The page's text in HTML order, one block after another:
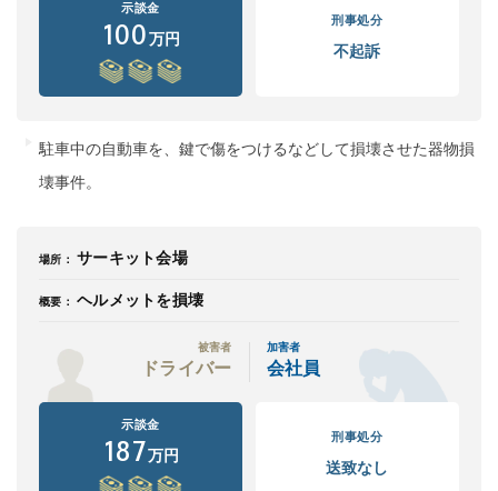
示談金
100 万円
刑事処分
不起訴
駐車中の自動車を、鍵で傷をつけるなどして損壊させた器物損
壊事件。
場所： サーキット会場
概要： ヘルメットを損壊
被害者
ドライバー
加害者
会社員
示談金
187万円
刑事処分
送致なし